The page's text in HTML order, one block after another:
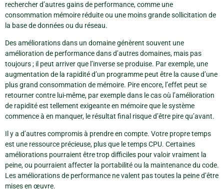
rechercher d’autres gains de performance, comme une
consommation mémoire réduite ou une moins grande sollicitation de
la base de données ou du réseau.
Des améliorations dans un domaine génèrent souvent une
amélioration de performance dans d’autres domaines, mais pas
toujours ; il peut arriver que l’inverse se produise. Par exemple, une
augmentation de la rapidité d’un programme peut être la cause d’une
plus grand consommation de mémoire. Pire encore, l’effet peut se
retourner contre lui-même, par exemple dans le cas où l’amélioration
de rapidité est tellement exigeante en mémoire que le système
commence à en manquer, le résultat final risque d’être pire qu’avant.
Il y a d’autres compromis à prendre en compte. Votre propre temps
est une ressource précieuse, plus que le temps CPU. Certaines
améliorations pourraient être trop difficiles pour valoir vraiment la
peine, ou pourraient affecter la portabilité ou la maintenance du code.
Les améliorations de performance ne valent pas toutes la peine d’être
mises en œuvre.